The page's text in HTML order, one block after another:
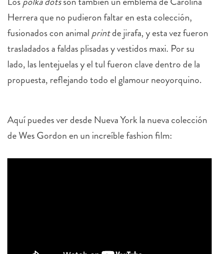
Herrera que no pudieron faltar en esta colección,
fusionados con animalprintde jirafa, y esta vez fueron
trasladados a faldas plisadas y vestidos maxi. Por su
lado, las lentejuelas y el tul fueron clave dentro de la
propuesta, reflejando todo el glamour neoyorquino.
de Wes Gordon en un increíble fashion film: